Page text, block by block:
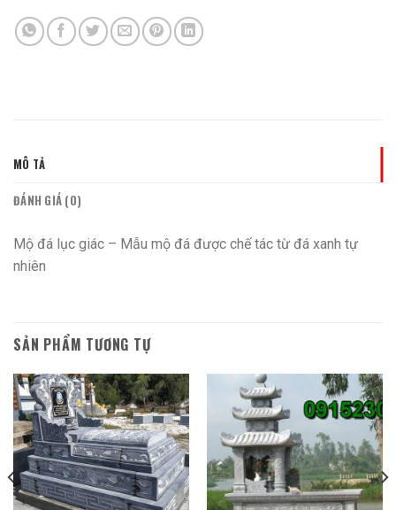
MÔ TẢ
ĐÁNH GIÁ (0)
Mộ đá lục giác – Mẫu mộ đá được chế tác từ đá xanh tự
nhiên
SẢN PHẨM TƯƠNG TỰ